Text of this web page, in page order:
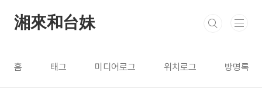
湘來和台妹
홈 태그 미디어로그 위치로그 방명록